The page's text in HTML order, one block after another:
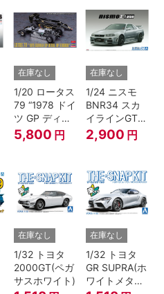
在庫なし
1/20 ロータス
79 “1978 ドイ
ツ GP ディテ
ールアップ バ
ージョン”
5,800 円
在庫なし
1/24 ニスモ
BNR34 スカ
イラインGT-R
Z-tune '04
2,900 円
在庫なし
1/32 トヨタ
2000GT(ペガ
サスホワイト)
在庫なし
1/32 トヨタ
GR SUPRA(ホ
ワイトメタリ